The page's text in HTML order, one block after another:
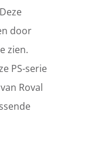
door
zien.
PS-serie
Roval